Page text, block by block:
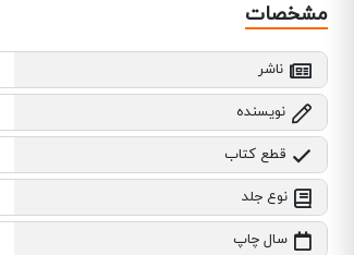
مشخصات
ناشر
نویسنده
قطع کتاب
نوع جلد
سال چاپ